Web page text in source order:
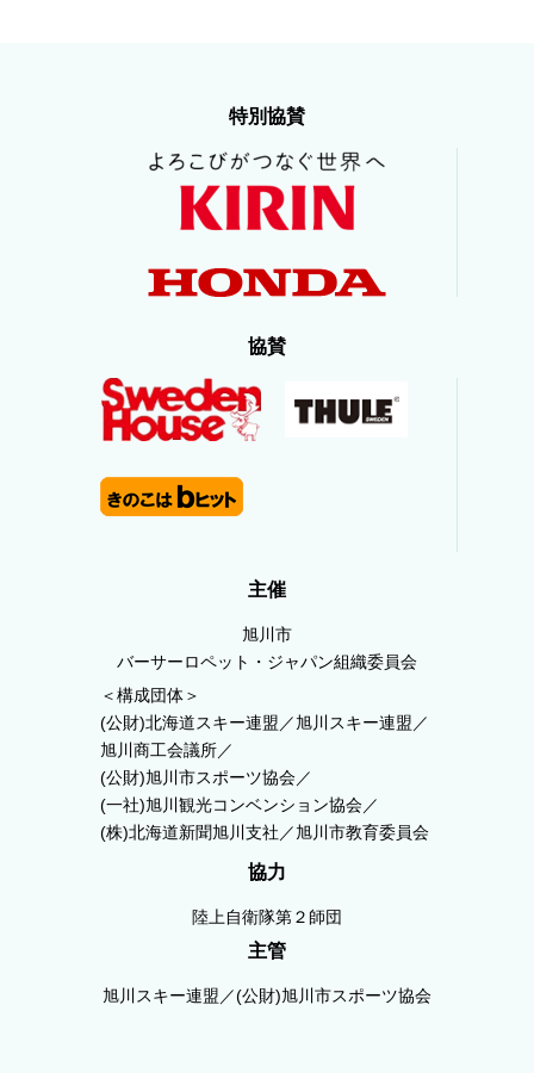
特別協賛
協賛
主催
旭川市
バーサーロペット・ジャパン組織委員会
＜構成団体＞
(公財)北海道スキー連盟／旭川スキー連盟／
旭川商工会議所／
(公財)旭川市スポーツ協会／
(一社)旭川観光コンベンション協会／
(株)北海道新聞旭川支社／旭川市教育委員会
協力
陸上自衛隊第２師団
主管
旭川スキー連盟／(公財)旭川市スポーツ協会